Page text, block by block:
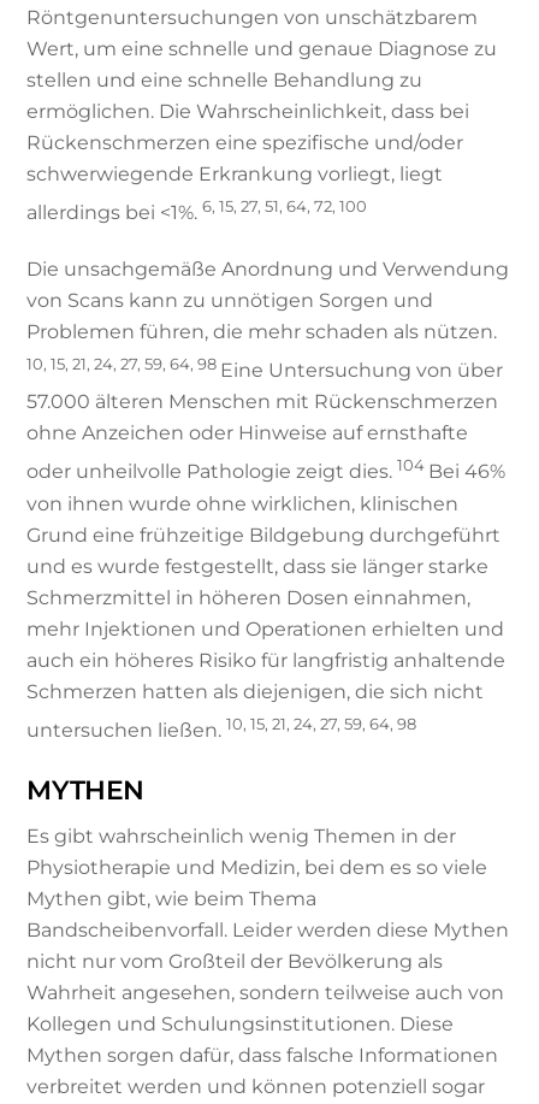
Röntgenuntersuchungen von unschätzbarem
Wert, um eine schnelle und genaue Diagnose zu
stellen und eine schnelle Behandlung zu
ermöglichen. Die Wahrscheinlichkeit, dass bei
Rückenschmerzen eine spezifische und/oder
schwerwiegende Erkrankung vorliegt, liegt
allerdings bei <1%.6, 15, 27, 51, 64, 72, 100
Die unsachgemäße Anordnung und Verwendung
von Scans kann zu unnötigen Sorgen und
Problemen führen, die mehr schaden als nützen.
10, 15, 21, 24, 27, 59, 64, 98 Eine Untersuchung von über
57.000 älteren Menschen mit Rückenschmerzen
ohne Anzeichen oder Hinweise auf ernsthafte
oder unheilvolle Pathologie zeigt dies. 104 Bei 46%
von ihnen wurde ohne wirklichen, klinischen
Grund eine frühzeitige Bildgebung durchgeführt
und es wurde festgestellt, dass sie länger starke
Schmerzmittel in höheren Dosen einnahmen,
mehr Injektionen und Operationen erhielten und
auch ein höheres Risiko für langfristig anhaltende
Schmerzen hatten als diejenigen, die sich nicht
untersuchen ließen. 10, 15, 21, 24, 27, 59, 64, 98
MYTHEN
Es gibt wahrscheinlich wenig Themen in der
Physiotherapie und Medizin, bei dem es so viele
Mythen gibt, wie beim Thema
Bandscheibenvorfall. Leider werden diese Mythen
nicht nur vom Großteil der Bevölkerung als
Wahrheit angesehen, sondern teilweise auch von
Kollegen und Schulungsinstitutionen. Diese
Mythen sorgen dafür, dass falsche Informationen
verbreitet werden und können potenziell sogar